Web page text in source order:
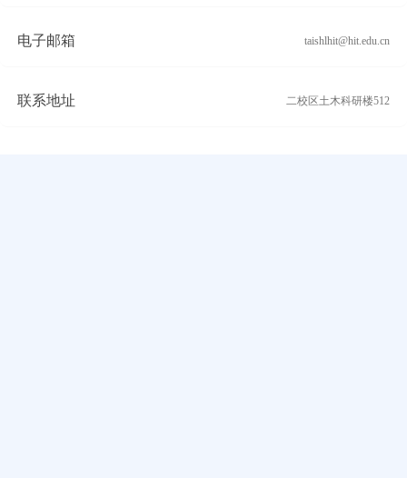
电子邮箱 taishlhit@hit.edu.cn
联系地址 二校区土木科研楼512